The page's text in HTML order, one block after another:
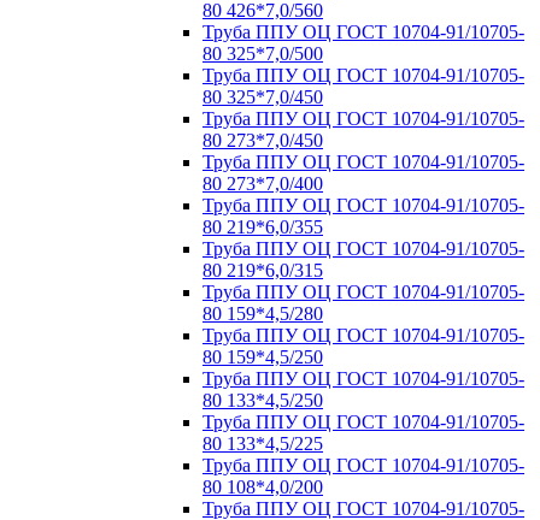
80 426*7,0/560
Труба ППУ ОЦ ГОСТ 10704-91/10705-
80 325*7,0/500
Труба ППУ ОЦ ГОСТ 10704-91/10705-
80 325*7,0/450
Труба ППУ ОЦ ГОСТ 10704-91/10705-
80 273*7,0/450
Труба ППУ ОЦ ГОСТ 10704-91/10705-
80 273*7,0/400
Труба ППУ ОЦ ГОСТ 10704-91/10705-
80 219*6,0/355
Труба ППУ ОЦ ГОСТ 10704-91/10705-
80 219*6,0/315
Труба ППУ ОЦ ГОСТ 10704-91/10705-
80 159*4,5/280
Труба ППУ ОЦ ГОСТ 10704-91/10705-
80 159*4,5/250
Труба ППУ ОЦ ГОСТ 10704-91/10705-
80 133*4,5/250
Труба ППУ ОЦ ГОСТ 10704-91/10705-
80 133*4,5/225
Труба ППУ ОЦ ГОСТ 10704-91/10705-
80 108*4,0/200
Труба ППУ ОЦ ГОСТ 10704-91/10705-